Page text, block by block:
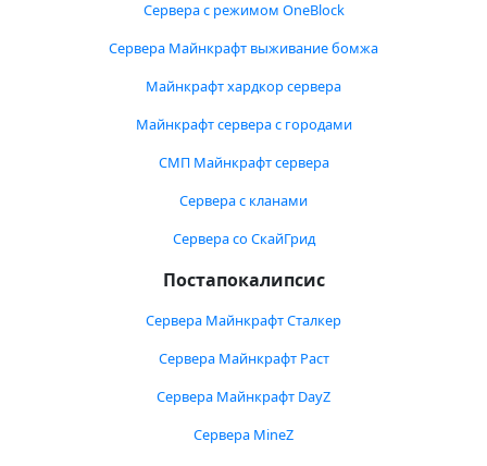
Сервера с режимом OneBlock
Сервера Майнкрафт выживание бомжа
Майнкрафт хардкор сервера
Майнкрафт сервера с городами
СМП Майнкрафт сервера
Сервера с кланами
Сервера со СкайГрид
Постапокалипсис
Сервера Майнкрафт Сталкер
Сервера Майнкрафт Раст
Сервера Майнкрафт DayZ
Сервера MineZ